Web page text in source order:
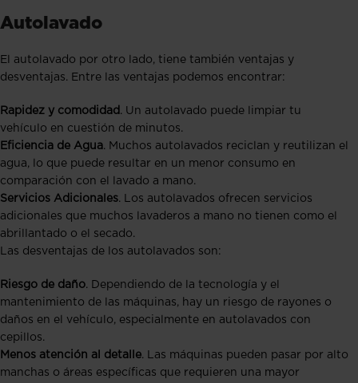
Autolavado
El autolavado por otro lado, tiene también ventajas y
desventajas. Entre las ventajas podemos encontrar:
Rapidez y comodidad . Un autolavado puede limpiar tu
vehículo en cuestión de minutos.
Eficiencia de Agua. Muchos autolavados reciclan y reutilizan el
agua, lo que puede resultar en un menor consumo en
comparación con el lavado a mano.
Servicios Adicionales. Los autolavados ofrecen servicios
adicionales que muchos lavaderos a mano no tienen como el
abrillantado o el secado.
Las desventajas de los autolavados son:
Riesgo de daño. Dependiendo de la tecnología y el
mantenimiento de las máquinas, hay un riesgo de rayones o
daños en el vehículo, especialmente en autolavados con
cepillos.
Menos atención al detalle. Las máquinas pueden pasar por alto
manchas o áreas específicas que requieren una mayor